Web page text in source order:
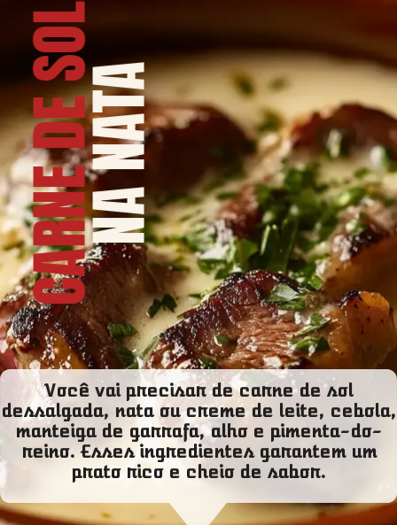
CARNE DE SOLNA NATA
Você vai precisar de carne de sol
dessalgada, nata ou creme de leite, cebola,
manteiga de garrafa, alho e pimenta-do-
reino. Esses ingredientes garantem um
prato rico e cheio de sabor.